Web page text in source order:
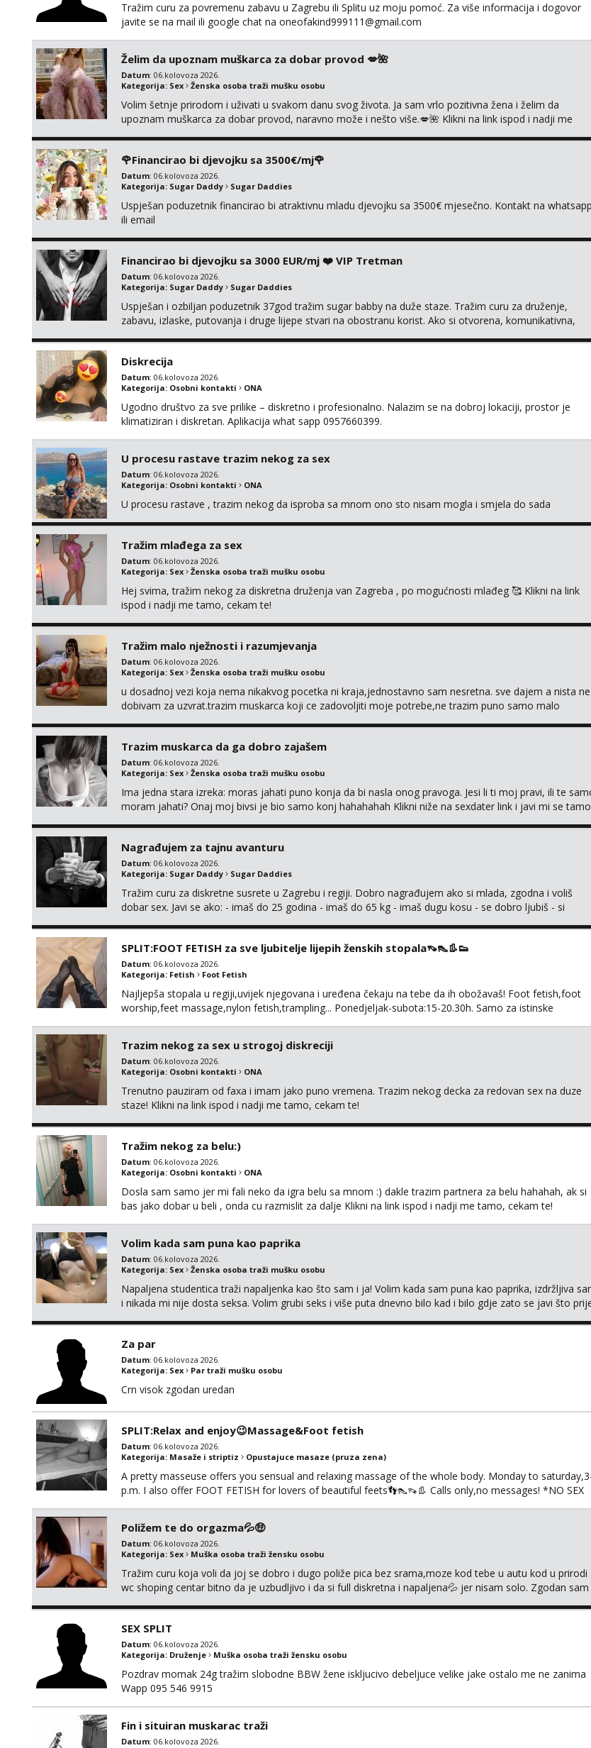
Tražim curu za povremenu zabavu u Zagrebu ili Splitu uz moju pomoć. Za više informacija i dogovor
javite se na mail ili google chat na oneofakind999111@gmail.com
Želim da upoznam muškarca za dobar provod 💋🌺
Datum: 06.kolovoza 2026.
Kategorija: Sex Ženska osoba traži mušku osobu
Volim šetnje prirodom i uživati u svakom danu svog života. Ja sam vrlo pozitivna žena i želim da
upoznam muškarca za dobar provod, naravno može i nešto više.💋🌺 Klikni na link ispod i nadji me
🌹Financirao bi djevojku sa 3500€/mj🌹
Datum: 06.kolovoza 2026.
Kategorija: Sugar Daddy Sugar Daddies
Uspješan poduzetnik financirao bi atraktivnu mladu djevojku sa 3500€ mjesečno. Kontakt na whatsapp
ili email
Financirao bi djevojku sa 3000 EUR/mj ❤️ VIP Tretman
Datum: 06.kolovoza 2026.
Kategorija: Sugar Daddy Sugar Daddies
Uspješan i ozbiljan poduzetnik 37god tražim sugar babby na duže staze. Tražim curu za druženje,
zabavu, izlaske, putovanja i druge lijepe stvari na obostranu korist. Ako si otvorena, komunikativna,
Diskrecija
Datum: 06.kolovoza 2026.
Kategorija: Osobni kontakti ONA
Ugodno društvo za sve prilike – diskretno i profesionalno. Nalazim se na dobroj lokaciji, prostor je
klimatiziran i diskretan. Aplikacija what sapp 0957660399.
U procesu rastave trazim nekog za sex
Datum: 06.kolovoza 2026.
Kategorija: Osobni kontakti ONA
U procesu rastave , trazim nekog da isproba sa mnom ono sto nisam mogla i smjela do sada
Tražim mlađega za sex
Datum: 06.kolovoza 2026.
Kategorija: Sex Ženska osoba traži mušku osobu
Hej svima, tražim nekog za diskretna druženja van Zagreba , po mogućnosti mlađeg 🥰 Klikni na link
ispod i nadji me tamo, cekam te!
Tražim malo nježnosti i razumjevanja
Datum: 06.kolovoza 2026.
Kategorija: Sex Ženska osoba traži mušku osobu
u dosadnoj vezi koja nema nikakvog pocetka ni kraja,jednostavno sam nesretna. sve dajem a nista ne
dobivam za uzvrat.trazim muskarca koji ce zadovoljiti moje potrebe,ne trazim puno samo malo
Trazim muskarca da ga dobro zajašem
Datum: 06.kolovoza 2026.
Kategorija: Sex Ženska osoba traži mušku osobu
Ima jedna stara izreka: moras jahati puno konja da bi nasla onog pravoga. Jesi li ti moj pravi, ili te
moram jahati? Onaj moj bivsi je bio samo konj hahahahah Klikni niže na sexdater link i javi mi se
Nagrađujem za tajnu avanturu
Datum: 06.kolovoza 2026.
Kategorija: Sugar Daddy Sugar Daddies
Tražim curu za diskretne susrete u Zagrebu i regiji. Dobro nagrađujem ako si mlada, zgodna i voliš
dobar sex. Javi se ako: - imaš do 25 godina - imaš do 65 kg - imaš dugu kosu - se dobro ljubiš - si
SPLIT:FOOT FETISH za sve ljubitelje lijepih ženskih stopala👡👠👢👟
Datum: 06.kolovoza 2026.
Kategorija: Fetish Foot Fetish
Najljepša stopala u regiji,uvijek njegovana i uređena čekaju na tebe da ih obožavaš! Foot fetish,foot
worship,feet massage,nylon fetish,trampling... Ponedjeljak-subota:15-20.30h. Samo za istinske
Trazim nekog za sex u strogoj diskreciji
Datum: 06.kolovoza 2026.
Kategorija: Osobni kontakti ONA
Trenutno pauziram od faxa i imam jako puno vremena. Trazim nekog decka za redovan sex na duze
staze! Klikni na link ispod i nadji me tamo, cekam te!
Tražim nekog za belu:)
Datum: 06.kolovoza 2026.
Kategorija: Osobni kontakti ONA
Dosla sam samo jer mi fali neko da igra belu sa mnom :) dakle trazim partnera za belu hahahah, ak si
bas jako dobar u beli , onda cu razmislit za dalje Klikni na link ispod i nadji me tamo, cekam te!
Volim kada sam puna kao paprika
Datum: 06.kolovoza 2026.
Kategorija: Sex Ženska osoba traži mušku osobu
Napaljena studentica traži napaljenka kao što sam i ja! Volim kada sam puna kao paprika, izdržljiva
i nikada mi nije dosta seksa. Volim grubi seks i više puta dnevno bilo kad i bilo gdje zato se javi što
Za par
Datum: 06.kolovoza 2026.
Kategorija: Sex Par traži mušku osobu
Crn visok zgodan uredan
SPLIT:Relax and enjoy😉Massage&Foot fetish
Datum: 06.kolovoza 2026.
Kategorija: Masaže i striptiz Opustajuce masaze (pruza zena)
A pretty masseuse offers you sensual and relaxing massage of the whole body. Monday to
p.m. I also offer FOOT FETISH for lovers of beautiful feets👣👠👡👢 Calls only,no messages! *NO SEX
Poližem te do orgazma💦🤑
Datum: 06.kolovoza 2026.
Kategorija: Sex Muška osoba traži žensku osobu
Tražim curu koja voli da joj se dobro i dugo poliže pica bez srama,moze kod tebe u autu kod u prirodi
wc shoping centar bitno da je uzbudljivo i da si full diskretna i napaljena💦 jer nisam solo. Zgodan sam
SEX SPLIT
Datum: 06.kolovoza 2026.
Kategorija: Druženje Muška osoba traži žensku osobu
Pozdrav momak 24g tražim slobodne BBW žene iskljucivo debeljuce velike jake ostalo me ne zanima
Wapp 095 546 9915
Fin i situiran muskarac traži
Datum: 06.kolovoza 2026.